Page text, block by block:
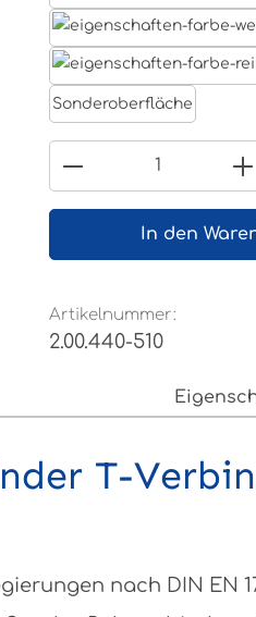
Sonderoberfläche
Produkt
In den
Artikelnummer:
2.00.440-510
T-
nach DIN EN